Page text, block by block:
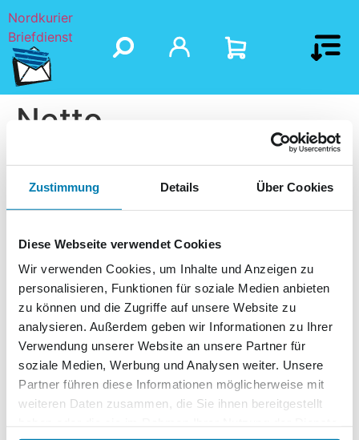
Zustimmung Details Über Cookies
Diese Webseite verwendet Cookies
Wir verwenden Cookies, um Inhalte und Anzeigen zu
personalisieren, Funktionen für soziale Medien anbieten
zu können und die Zugriffe auf unsere Website zu
analysieren. Außerdem geben wir Informationen zu Ihrer
Verwendung unserer Website an unsere Partner für
soziale Medien, Werbung und Analysen weiter. Unsere
Partner führen diese Informationen möglicherweise mit
weiteren Daten zusammen, die Sie ihnen bereitgestellt
Nordkurier
Briefdienst
Netto